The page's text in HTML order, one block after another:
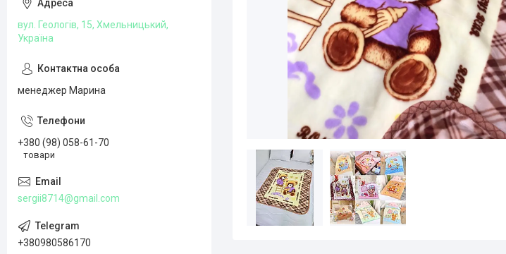
вул. Геологів, 15, Хмельницький,
Україна
менеджер Марина
+380 (98) 058-61-70
товари
sergii8714@gmail.com
+380980586170